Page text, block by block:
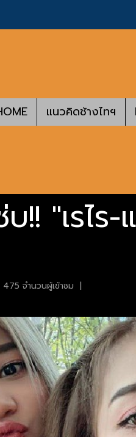
แนวคิดช้างไทฯ
!! "เรไร
475 จำนวนผู้เข้าชม |